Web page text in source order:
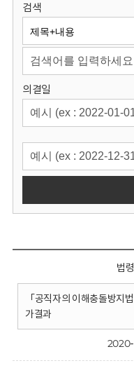
원
회
검색
의결일
법
「공직자의 이해충돌방지
가결과